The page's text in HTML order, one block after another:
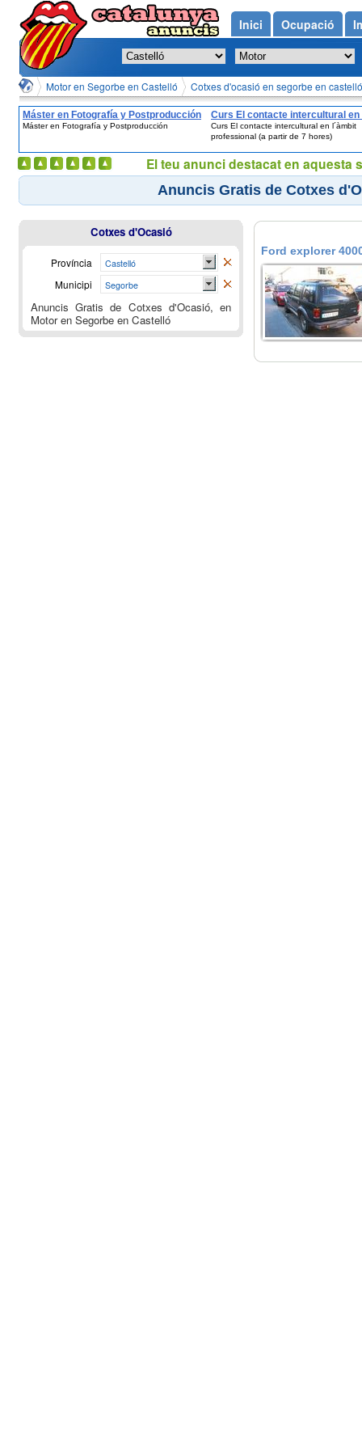
Motor en Segorbe en Castelló Cotxes d'ocasió en segorbe en castelló
Máster en Fotografía y Postproducción
Máster en Fotografía y Postproducción
Curs El contacte intercultural en
´àmbit professional (a partir de
Curs El contacte intercultural en l´àmbit
professional (a partir de 7 hores)
Anuncis Gratis de Cotxes
Ford explorer
Cotxes d'Ocasió
Província Castelló
Municipi Segorbe
Anuncis Gratis de Cotxes d'Ocasió, en
Motor en Segorbe en Castelló
Inici Ocupació
El teu anunci destacat en aquesta